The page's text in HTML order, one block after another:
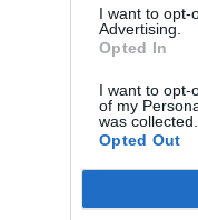
I want to opt-
Advertising.
Opted In
I want to opt-
of my
was collected.
Opted Out
por carretera:
a Massanes
a 6,34 kilómetros